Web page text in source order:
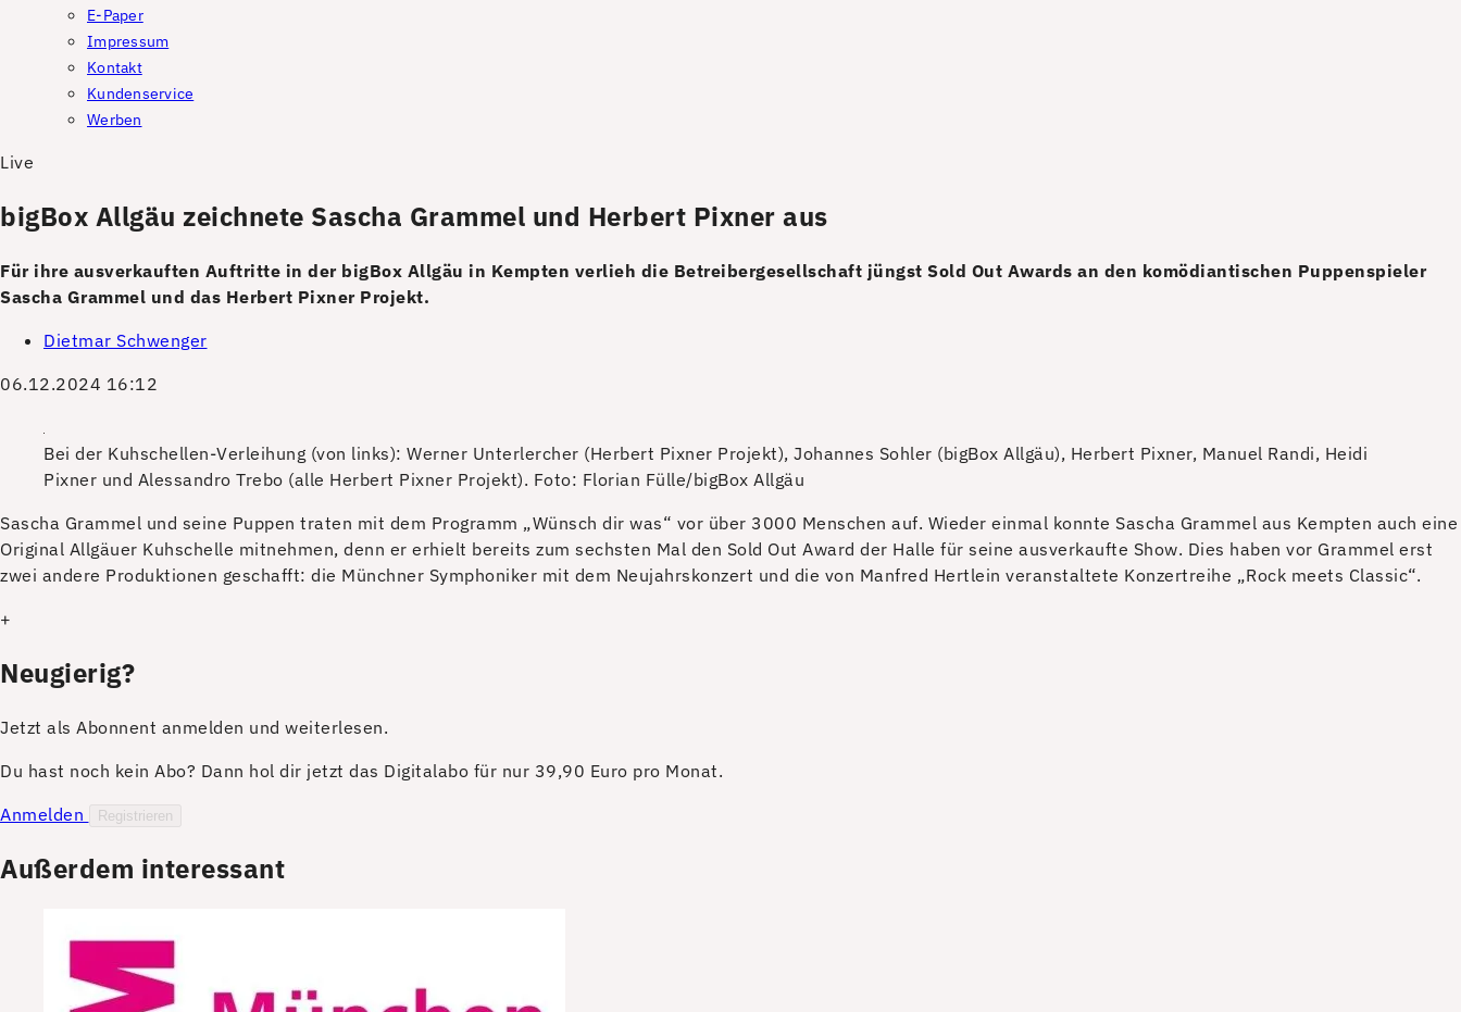
E-Paper
Impressum
Kontakt
Kundenservice
Werben
Live
bigBox Allgäu zeichnete Sascha Grammel und Herbert Pixner aus
Für ihre ausverkauften Auftritte in der bigBox Allgäu in Kempten verlieh die Betreibergesellschaft jüngst Sold Out Awards an den komödiantischen Puppenspieler
Sascha Grammel und das Herbert Pixner Projekt.
Dietmar Schwenger
06.12.2024 16:12
Bei der Kuhschellen-Verleihung (von links): Werner Unterlercher (Herbert Pixner Projekt), Johannes Sohler (bigBox Allgäu), Herbert Pixner, Manuel Randi, Heidi
Pixner und Alessandro Trebo (alle Herbert Pixner Projekt). Foto: Florian Fülle/bigBox Allgäu
Sascha Grammel und seine Puppen traten mit dem Programm „Wünsch dir was“ vor über 3000 Menschen auf. Wieder einmal konnte Sascha Grammel aus Kempten auch eine
Original Allgäuer Kuhschelle mitnehmen, denn er erhielt bereits zum sechsten Mal den Sold Out Award der Halle für seine ausverkaufte Show. Dies haben vor Grammel erst
zwei andere Produktionen geschafft: die Münchner Symphoniker mit dem Neujahrskonzert und die von Manfred Hertlein veranstaltete Konzertreihe „Rock meets Classic“.
+
Neugierig?
Jetzt als Abonnent anmelden und weiterlesen.
Du hast noch kein Abo? Dann hol dir jetzt das Digitalabo für nur 39,90 Euro pro Monat.
Anmelden
Registrieren
Außerdem interessant